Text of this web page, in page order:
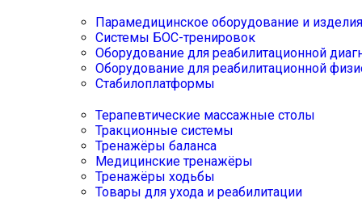
Парамедицинское оборудование и изделия
Системы БОС-тренировок
Оборудование для реабилитационной
Оборудование для реабилитационной
Стабилоплатформы
Терапевтические массажные столы
Тракционные системы
Тренажёры баланса
Медицинские тренажёры
Тренажёры ходьбы
Товары для ухода и реабилитации